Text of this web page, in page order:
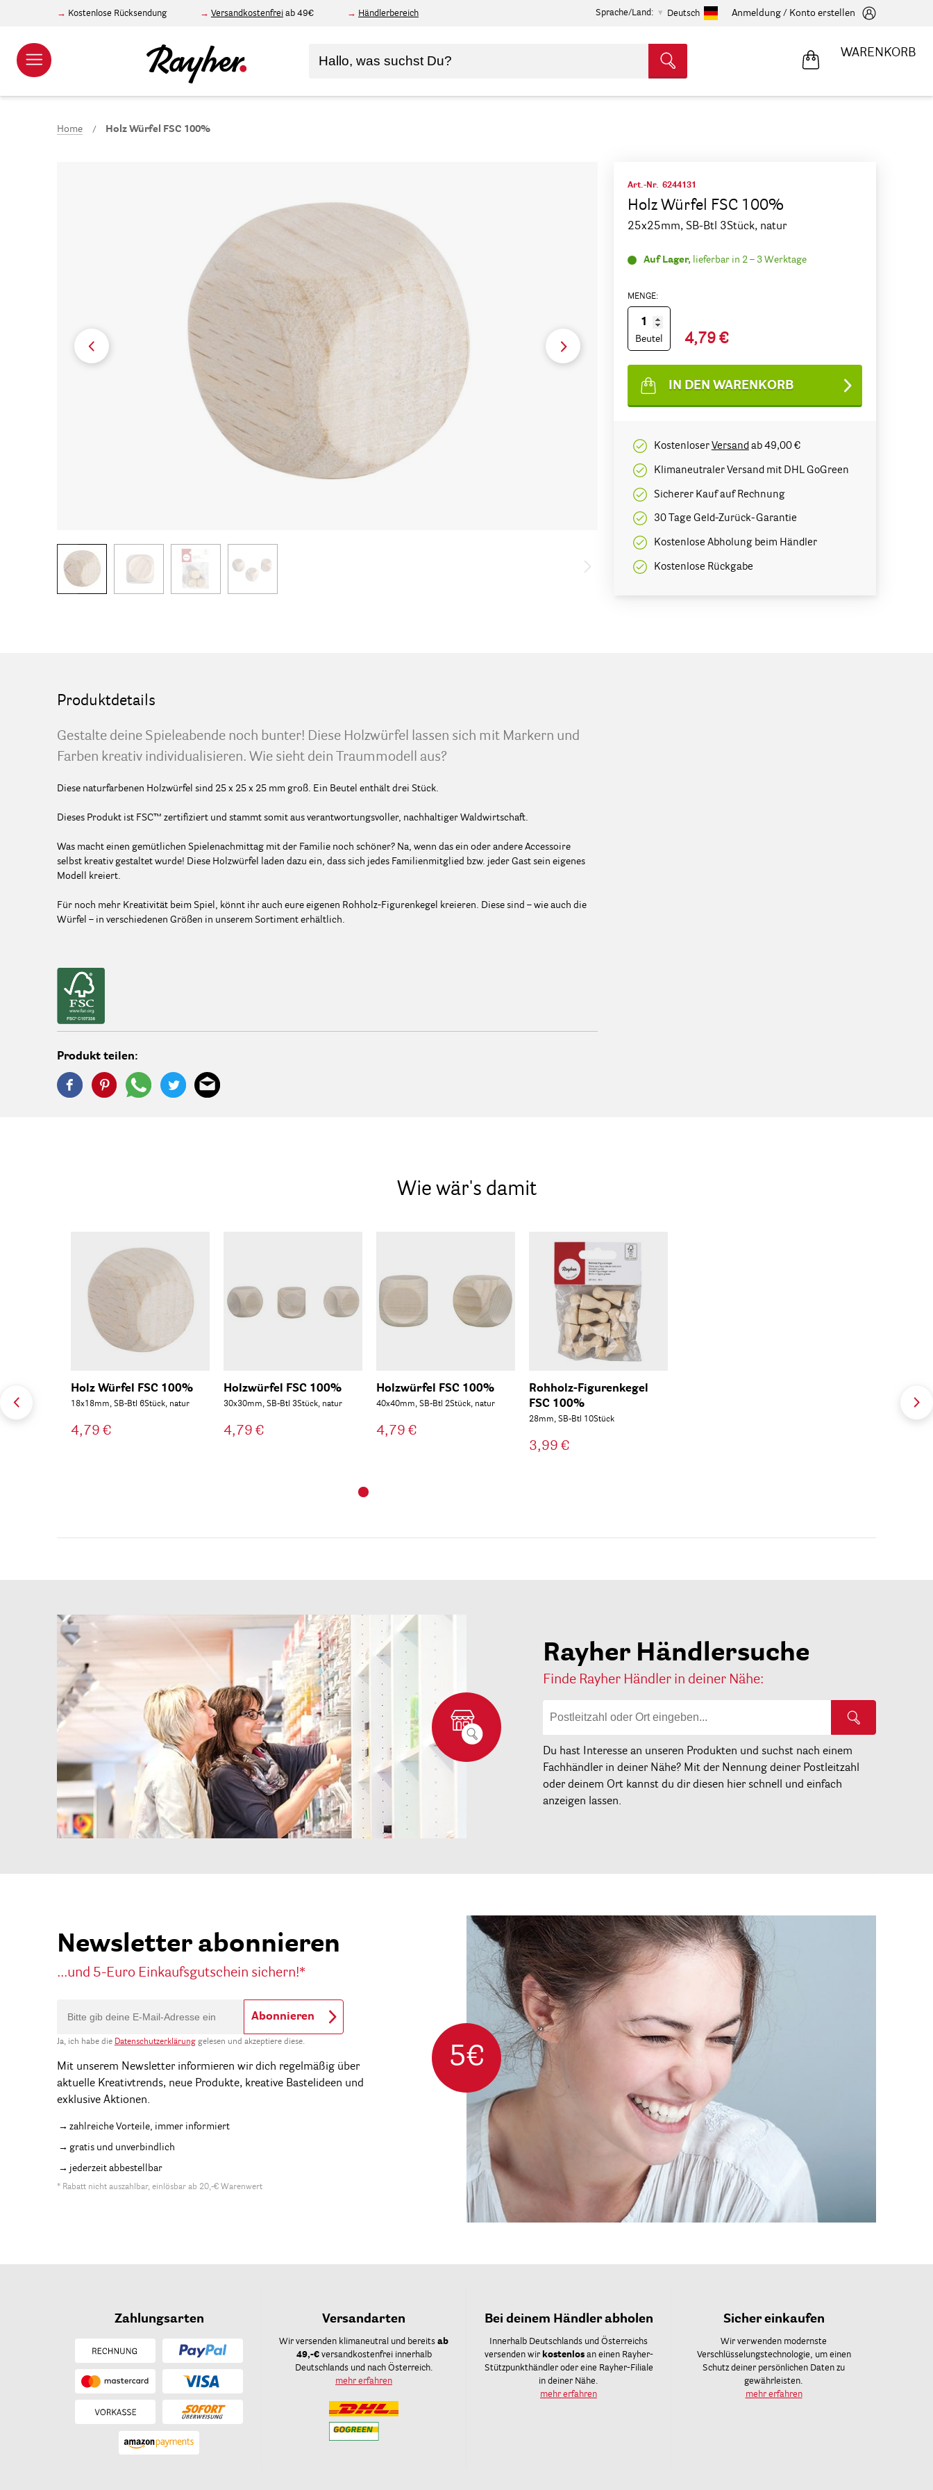
Kostenlose Rücksendung Versandkostenfrei ab 49€ Händlerbereich Sprache/Land: Deutsch Anmeldung / Konto erstellen
WARENKORB
Home Holz Würfel FSC 100%
Art.-Nr. 6244131
Holz Würfel FSC 100%
25x25mm, SB-Btl 3Stück, natur
Auf Lager, lieferbar in 2 – 3 Werktage
IN DEN WARENKORB
MENGE:
Beutel 4,79 €
KostenloserVersand ab 49,00 €
Klimaneutraler Versand mit DHL GoGreen
Sicherer Kauf auf Rechnung
30 Tage Geld-Zurück-Garantie
Kostenlose Abholung beim Händler
Kostenlose Rückgabe
Produktdetails
Gestalte deine Spieleabende noch bunter! Diese Holzwürfel lassen sich mit Markern und
Farben kreativ individualisieren. Wie sieht dein Traummodell aus?
Diese naturfarbenen Holzwürfel sind 25 x 25 x 25 mm groß. Ein Beutel enthält drei Stück.
Dieses Produkt ist FSC™ zertifiziert und stammt somit aus verantwortungsvoller, nachhaltiger Waldwirtschaft.
Was macht einen gemütlichen Spielenachmittag mit der Familie noch schöner? Na, wenn das ein oder andere Accessoire
selbst kreativ gestaltet wurde! Diese Holzwürfel laden dazu ein, dass sich jedes Familienmitglied bzw. jeder Gast sein eigenes
Modell kreiert.
Für noch mehr Kreativität beim Spiel, könnt ihr auch eure eigenen Rohholz-Figurenkegel kreieren. Diese sind – wie auch die
Würfel – in verschiedenen Größen in unserem Sortiment erhältlich.
Produkt teilen:
Wie wär's damit
Holz Würfel FSC 100%
18x18mm, SB-Btl 6Stück, natur
4,79 €
Holzwürfel FSC 100%
30x30mm, SB-Btl 3Stück, natur
4,79 €
Holzwürfel FSC 100%
40x40mm, SB-Btl 2Stück, natur
4,79 €
Rohholz-Figurenkegel
FSC 100%
28mm, SB-Btl 10Stück
3,99 €
Rayher Händlersuche
Finde Rayher Händler in deiner Nähe:
Du hast Interesse an unseren Produkten und suchst nach einem
Fachhändler in deiner Nähe? Mit der Nennung deiner Postleitzahl
oder deinem Ort kannst du dir diesen hier schnell und einfach
anzeigen lassen.
5€
Newsletter abonnieren
...und 5-Euro Einkaufsgutschein sichern!*
Abonnieren
Ja, ich habe die Datenschutzerklärung gelesen und akzeptiere diese.
Mit unserem Newsletter informieren wir dich regelmäßig über
aktuelle Kreativtrends, neue Produkte, kreative Bastelideen und
exklusive Aktionen.
zahlreiche Vorteile, immer informiert
gratis und unverbindlich
jederzeit abbestellbar
* Rabatt nicht auszahlbar, einlösbar ab 20,-€ Warenwert
Zahlungsarten Versandarten
Wir versenden klimaneutral und bereits ab
49,-€versandkostenfrei innerhalb
Deutschlands und nach Österreich.
mehr erfahren
Bei deinem Händler abholen
Innerhalb Deutschlands und Österreichs
versenden wir kostenlosan einen Rayher-
Stützpunkthändler oder eine Rayher-Filiale
in deiner Nähe.
mehr erfahren
Sicher einkaufen
Wir verwenden modernste
Verschlüsselungstechnologie, um einen
Schutz deiner persönlichen Daten zu
gewährleisten.
mehr erfahren